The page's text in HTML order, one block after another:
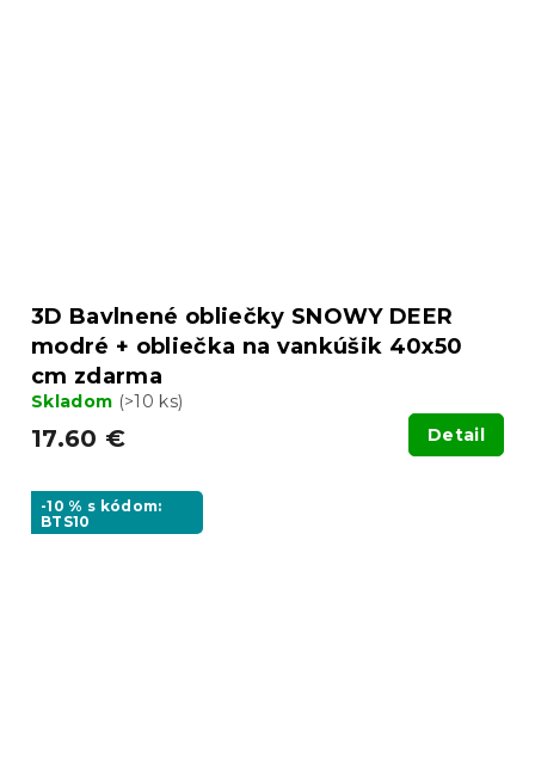
3D Bavlnené obliečky SNOWY DEER
modré + obliečka na vankúšik 40x50
cm zdarma
Skladom (>10 ks)
17.60 € Detail
-10 % s kódom:
BTS10